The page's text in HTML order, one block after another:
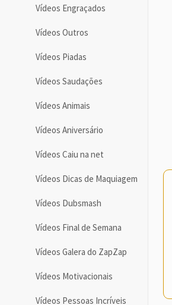
Vídeos Engraçados
Vídeos Outros
Vídeos Piadas
Vídeos Saudações
Vídeos Animais
Vídeos Aniversário
Vídeos Caiu na net
Vídeos Dicas de Maquiagem
Vídeos Dubsmash
Vídeos Final de Semana
Vídeos Galera do ZapZap
Vídeos Motivacionais
Vídeos Pessoas Incríveis